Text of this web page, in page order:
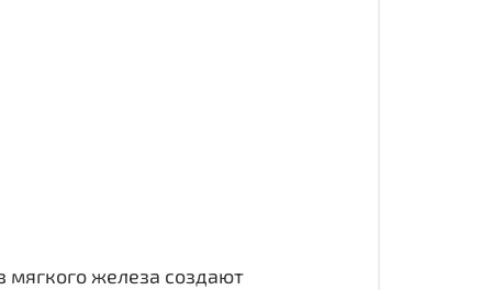
железа создают